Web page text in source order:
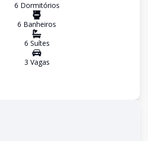
6 Dormitórios
6 Banheiros
6 Suítes
3 Vagas